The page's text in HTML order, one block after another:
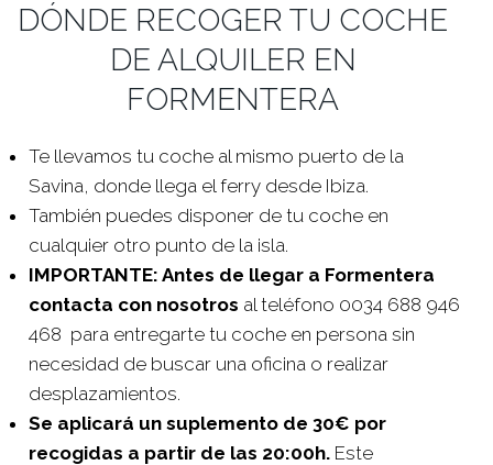
DÓNDE RECOGER TU COCHE
DE ALQUILER EN
FORMENTERA
Te llevamos tu coche al mismo puerto de la
Savina, donde llega el ferry desde Ibiza.
También puedes disponer de tu coche en
cualquier otro punto de la isla.
IMPORTANTE: Antes de llegar a Formentera
contacta con nosotros al teléfono 0034 688 946
468 para entregarte tu coche en persona sin
necesidad de buscar una oficina o realizar
desplazamientos.
Se aplicará un suplemento de 30€ por
recogidas a partir de las 20:00h.Este